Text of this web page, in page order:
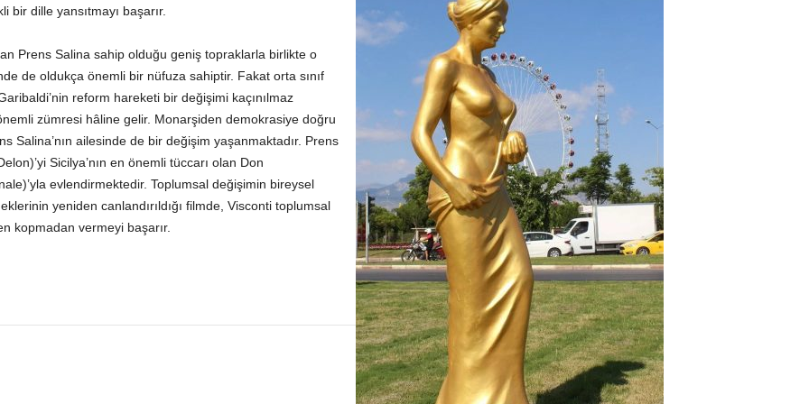
bir dille yansıtmayı başarır.
Prens Salina sahip olduğu geniş topraklarla birlikte o
de oldukça önemli bir nüfuza sahiptir. Fakat orta sınıf
reform hareketi bir değişimi kaçınılmaz
zümresi hâline gelir. Monarşiden demokrasiye doğru
Salina’nın ailesinde de bir değişim yaşanmaktadır. Prens
Sicilya’nın en önemli tüccarı olan Don
evlendirmektedir. Toplumsal değişimin bireysel
yeniden canlandırıldığı filmde, Visconti toplumsal
kopmadan vermeyi başarır.